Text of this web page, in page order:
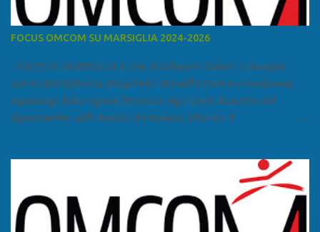
FOCUS OMCOM SU MARSIGLIA 2024-2026
FOCUS SU MARSIGLIA A cura di Salvatore Calleri e Giuseppe
Lumia Marsiglia è la più grande città della Francia meridionale,
capoluogo della regione Provenza-Alpi-Costa Azzurra e del
dipartimento delle Bocche del Rodano, oltre che il
come area metropolitana. Studiare quanto succede a Marsiglia è
molto importante per la geopolitica narcomafiosa perché
Marsiglia ha il porto in asse con la Corsica, Genova, Livorno e
Napoli e le banlieu gemellate con le periferie milanesi. Secondo il